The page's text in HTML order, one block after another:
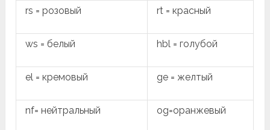
rs = розовый rt = красный
ws = белый hbl = голубой
el = кремовый ge = желтый
nf= нейтральный og=оранжевый